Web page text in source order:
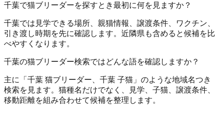
千葉で猫ブリーダーを探すとき最初に何を見ますか？
千葉では見学できる場所、親猫情報、譲渡条件、ワクチン、
引き渡し時期を先に確認します。近隣県も含めると候補を比
べやすくなります。
千葉の猫ブリーダー検索ではどんな語を確認しますか？
主に「千葉 猫ブリーダー、千葉 子猫」のような地域名つき
検索を見ます。猫種名だけでなく、見学、子猫、譲渡条件、
移動距離を組み合わせて候補を整理します。